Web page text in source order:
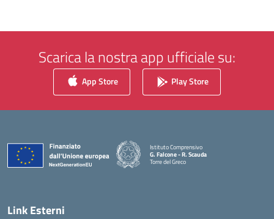
Scarica la nostra app ufficiale su:
App Store Play Store
Istituto Comprensivo
G. Falcone - R. Scauda
Torre del Greco
Link Esterni